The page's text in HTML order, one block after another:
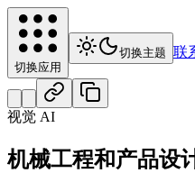
切换应用
切换主题 联
视觉 AI
机械工程和产品设